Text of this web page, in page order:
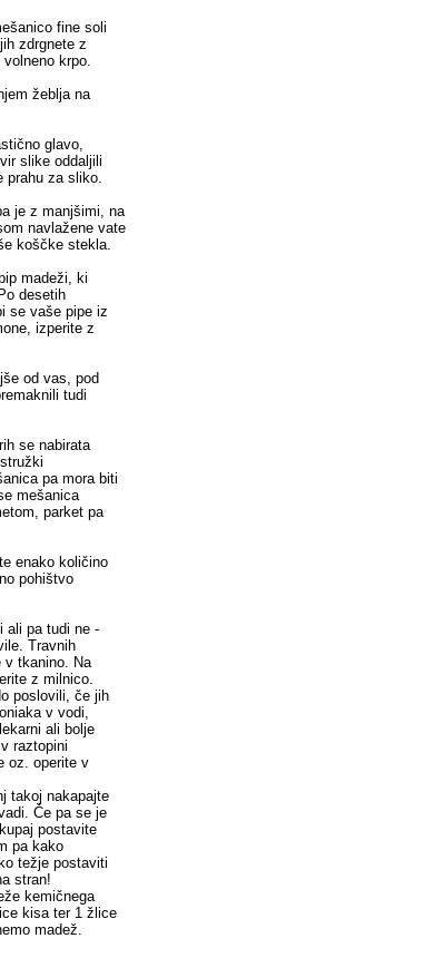
fine soli
zdrgnete z
krpo.
žeblja na
glavo,
slike oddaljili
prahu za sliko.
je z manjšimi, na
navlažene vate
koščke stekla.
madeži, ki
desetih
se vaše pipe iz
izperite z
od vas, pod
tudi
se nabirata
pa mora biti
mešanica
parket pa
enako količino
pohištvo
ali pa tudi ne -
Travnih
v tkanino. Na
z milnico.
poslovili, če jih
v vodi,
ali bolje
raztopini
oz. operite v
takoj nakapajte
Če pa se je
postavite
pa kako
težje postaviti
stran!
kemičnega
kisa ter 1 žlice
madež.